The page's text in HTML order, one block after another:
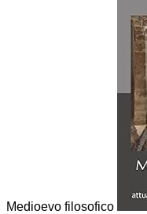
Medioevo filosofico